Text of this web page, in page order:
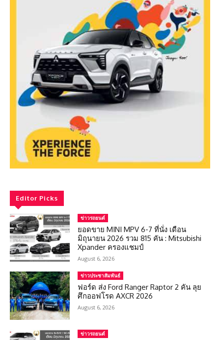
Editor Picks
ข่าวรถยนต์
ยอดขาย MINI MPV 6-7 ที่นั่ง เดือน
มิถุนายน 2026 รวม 815 คัน : Mitsubishi
Xpander ครองแชมป์
August 6, 2026
ข่าวประชาสัมพันธ์
ฟอร์ด ส่ง Ford Ranger Raptor 2 คัน ลุย
ศึกออฟโรด AXCR 2026
August 6, 2026
ข่าวรถยนต์